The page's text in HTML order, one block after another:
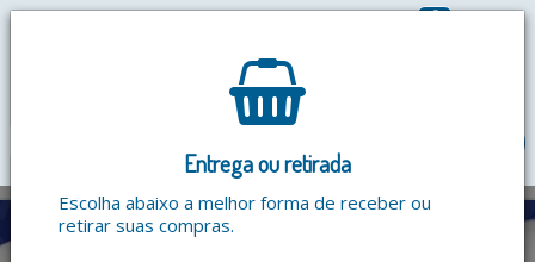
0
Entrega ou retirada
Escolha abaixo a melhor forma de receber ou
retirar suas compras.